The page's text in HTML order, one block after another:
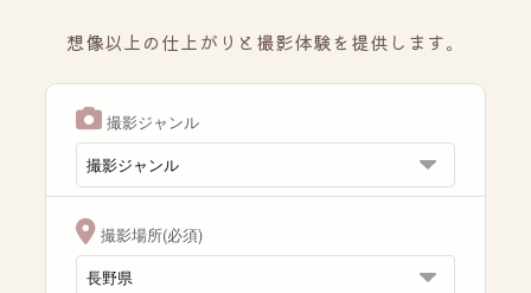
想像以上の仕上がりと撮影体験を提供します。
撮影ジャンル
撮影場所(必須)